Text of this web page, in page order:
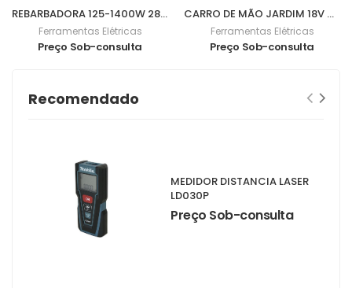
REBARBADORA 125-1400W 2800-11000Rpm 9565CVR
Ferramentas Elétricas
Preço Sob-consulta
CARRO DE MÃO JARDIM 18V DCU180Z
Ferramentas Elétricas
Preço Sob-consulta
Recomendado
MEDIDOR DISTANCIA LASER
LD030P
Preço Sob-consulta